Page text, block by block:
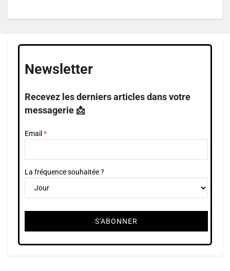
Newsletter
Recevez les derniers articles dans votre
messagerie 📩
Email
La fréquence souhaitée ?